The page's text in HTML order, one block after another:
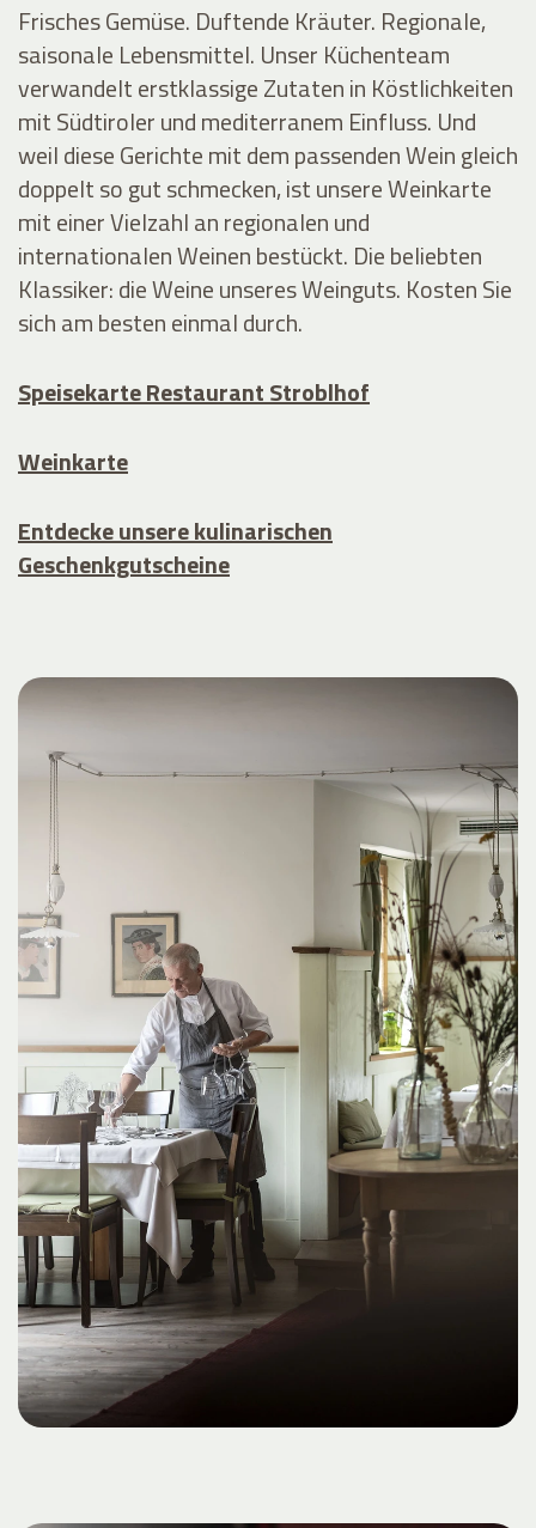
Frisches Gemüse. Duftende Kräuter. Regionale,
saisonale Lebensmittel. Unser Küchenteam
verwandelt erstklassige Zutaten in Köstlichkeiten
mit Südtiroler und mediterranem Einfluss. Und
weil diese Gerichte mit dem passenden Wein gleich
doppelt so gut schmecken, ist unsere Weinkarte
mit einer Vielzahl an regionalen und
internationalen Weinen bestückt. Die beliebten
Klassiker: die Weine unseres Weinguts. Kosten Sie
sich am besten einmal durch.
Speisekarte Restaurant Stroblhof
Weinkarte
Entdecke unsere kulinarischen
Geschenkgutscheine